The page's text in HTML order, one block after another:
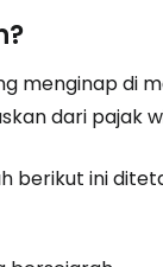
menginap di
dari pajak
berikut ini